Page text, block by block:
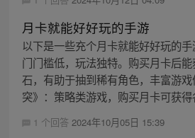
月卡就能好好玩的手游
以下是一些充个月卡就能好好玩的
门门槛低，玩法独特。购买月卡后
石，有助于抽到稀有角色，丰富游
突》：策略类游戏，购买月卡可获
1 个回答 2024年10月05日 15:39